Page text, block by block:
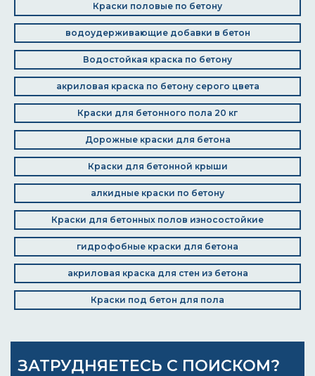
Краски половые по бетону
водоудерживающие добавки в бетон
Водостойкая краска по бетону
акриловая краска по бетону серого цвета
Краски для бетонного пола 20 кг
Дорожные краски для бетона
Краски для бетонной крыши
алкидные краски по бетону
Краски для бетонных полов износостойкие
гидрофобные краски для бетона
акриловая краска для стен из бетона
Краски под бетон для пола
ЗАТРУДНЯЕТЕСЬ С ПОИСКОМ?